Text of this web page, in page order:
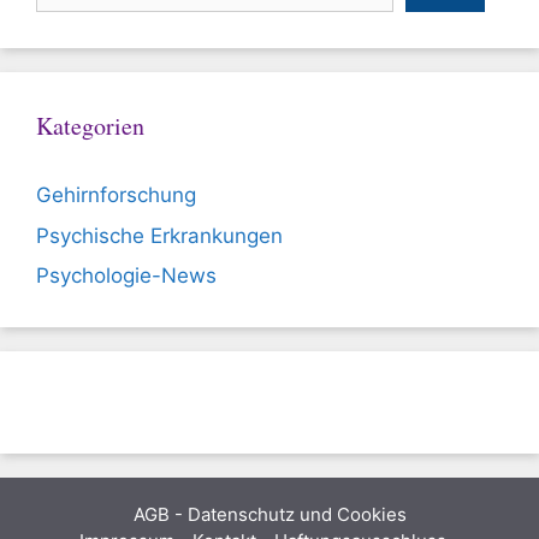
Kategorien
Gehirnforschung
Psychische Erkrankungen
Psychologie-News
AGB - Datenschutz und Cookies